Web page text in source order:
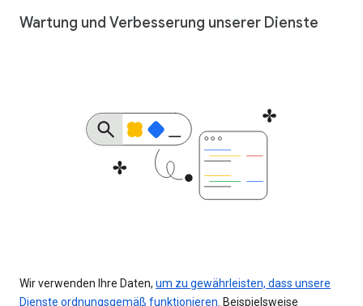
Wartung und Verbesserung unserer Dienste
Wir verwenden Ihre Daten, um zu gewährleisten, dass unsere
Dienste ordnungsgemäß funktionieren . Beispielsweise